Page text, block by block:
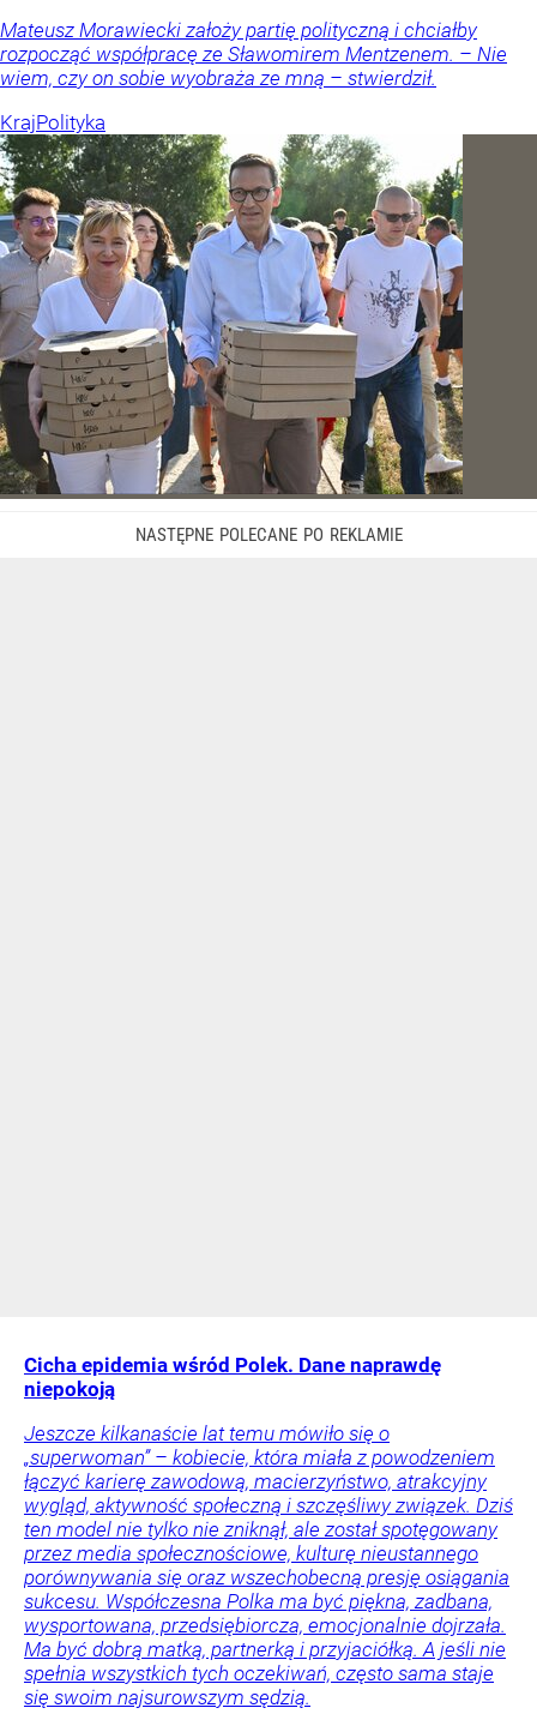
Mateusz Morawiecki założy partię polityczną i chciałby
rozpocząć współpracę ze Sławomirem Mentzenem. – Nie
wiem, czy on sobie wyobraża ze mną – stwierdził.
KrajPolityka
Cicha epidemia wśród Polek. Dane naprawdę
niepokoją
Jeszcze kilkanaście lat temu mówiło się o
„superwoman” – kobiecie, która miała z powodzeniem
łączyć karierę zawodową, macierzyństwo, atrakcyjny
wygląd, aktywność społeczną i szczęśliwy związek. Dziś
ten model nie tylko nie zniknął, ale został spotęgowany
przez media społecznościowe, kulturę nieustannego
porównywania się oraz wszechobecną presję osiągania
sukcesu. Współczesna Polka ma być piękna, zadbana,
wysportowana, przedsiębiorcza, emocjonalnie dojrzała.
Ma być dobrą matką, partnerką i przyjaciółką. A jeśli nie
spełnia wszystkich tych oczekiwań, często sama staje
się swoim najsurowszym sędzią.